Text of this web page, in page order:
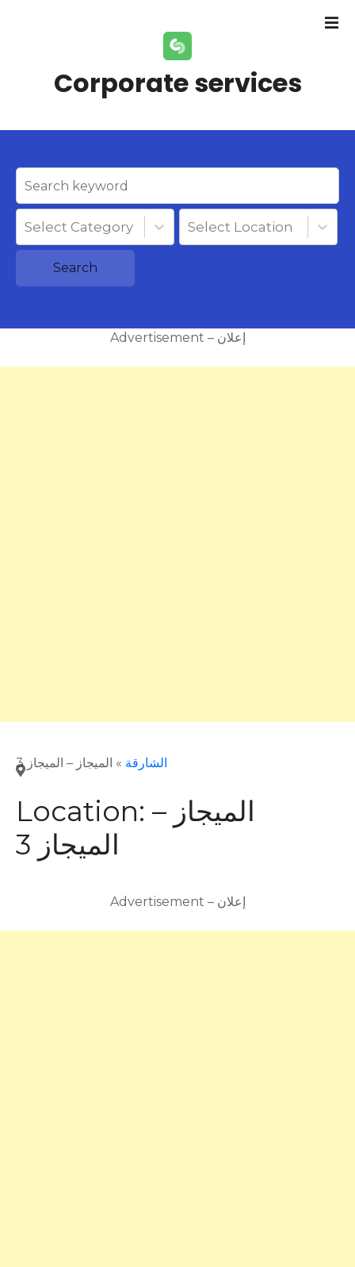
Corporate services
Select Category Select Location
Search
Advertisement – إعلان
الشارقة » الميجاز – الميجاز 3
Location: الميجاز –
الميجاز 3
Advertisement – إعلان